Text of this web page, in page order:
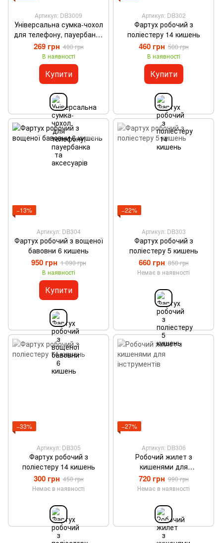
Артикул: DB3009
Універсальна сумка-чохол
для телефону, пауербанка
та аксесуарів
269 грн 400 грн
В наявності
Купити
Артикул: DB302
Фартух робочий з
поліестеру 14 кишень
460 грн 500 грн
В наявності
Купити
−13%
Артикул: DB304
Фартух робочий з вощеної
бавовни 6 кишень
950 грн 1 090 грн
В наявності
Купити
−22%
Артикул: DB303
Фартух робочий з
поліестеру 5 кишень
660 грн 850 грн
Немає в наявності
−33%
Артикул: DB305
Фартух робочий з
поліестеру 14 кишень
300 грн 450 грн
Немає в наявності
−27%
Артикул: DB306
Робочий жилет з
кишенями для
інструментів
720 грн 990 грн
Немає в наявності